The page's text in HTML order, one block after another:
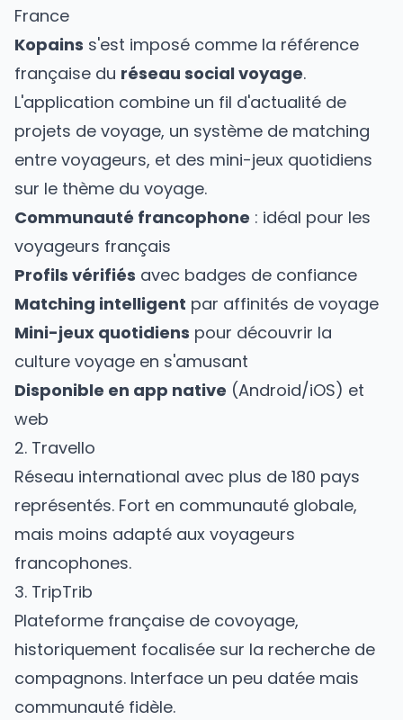
France
Kopains s'est imposé comme la référence
française du réseau social voyage.
L'application combine un fil d'actualité de
projets de voyage, un système de matching
entre voyageurs, et des mini-jeux quotidiens
sur le thème du voyage.
Communauté francophone : idéal pour les
voyageurs français
Profils vérifiés avec badges de confiance
Matching intelligent par affinités de voyage
Mini-jeux quotidiens pour découvrir la
culture voyage en s'amusant
Disponible en app native (Android/iOS) et
web
2. Travello
Réseau international avec plus de 180 pays
représentés. Fort en communauté globale,
mais moins adapté aux voyageurs
francophones.
3. TripTrib
Plateforme française de covoyage,
historiquement focalisée sur la recherche de
compagnons. Interface un peu datée mais
communauté fidèle.